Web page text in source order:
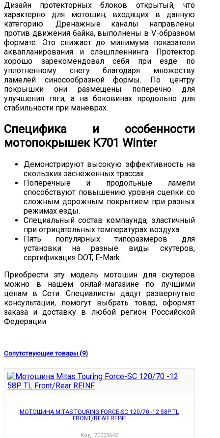
Дизайн протекторных блоков открытый, что
характерно для мотошин, входящих в данную
категорию. Дренажные каналы направлены
против движения байка, выполнены в V-образном
формате. Это снижает до минимума показатели
аквапланирования и слэшпленнинга. Протектор
хорошо зарекомендовал себя при езде по
уплотненному снегу благодаря множеству
ламелей синосообразной формы. По центру
покрышки они размещены поперечно для
улучшения тяги, а на боковинах продольно для
стабильности при маневрах.
Специфика и особенности
мотопокрышек К701 Winter
Демонстрируют высокую эффективность на
скользких заснеженных трассах.
Поперечные и продольные ламели
способствуют повышению уровня сцепки со
сложным дорожным покрытием при разных
режимах езды.
Специальный состав компаунда, эластичный
при отрицательных температурах воздуха.
Пять популярных типоразмеров для
установки на разные виды скутеров,
сертификация DOT, E-Mark.
Приобрести эту модель мотошин для скутеров
можно в нашем онлай-магазине по лучшими
ценам в Сети. Специалисты дадут развернутые
консультации, помогут выбрать товар, оформят
заказа и доставку в любой регион Российской
Федерации.
Сопутствующие товары (9)
МОТОШИНА MITAS TOURING FORCE-SC 120/70 -12 58P TL
FRONT/REAR REINF
Код:70000642